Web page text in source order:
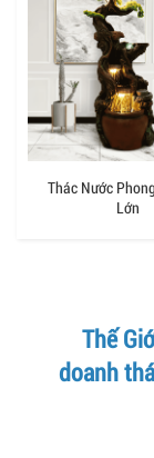
Thác Nước
Lớn
Thế
doanh